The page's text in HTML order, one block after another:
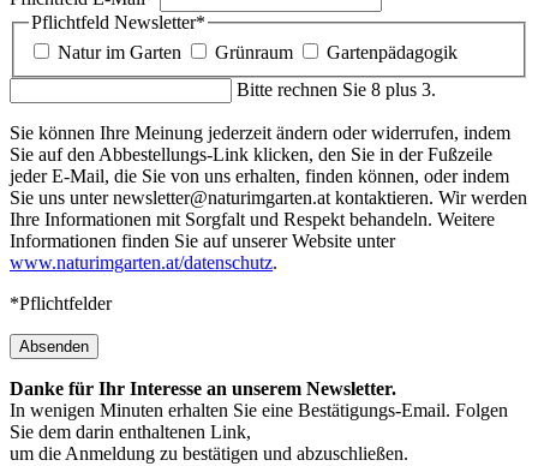
Pflichtfeld Newsletter*
Natur im Garten
Grünraum
Gartenpädagogik
Bitte rechnen Sie 8 plus 3.
Sie können Ihre Meinung jederzeit ändern oder widerrufen, indem
Sie auf den Abbestellungs-Link klicken, den Sie in der Fußzeile
jeder E-Mail, die Sie von uns erhalten, finden können, oder indem
Sie uns unter newsletter@naturimgarten.at kontaktieren. Wir werden
Ihre Informationen mit Sorgfalt und Respekt behandeln. Weitere
Informationen finden Sie auf unserer Website unter
www.naturimgarten.at/datenschutz.
*Pflichtfelder
Absenden
Danke für Ihr Interesse an unserem Newsletter.
In wenigen Minuten erhalten Sie eine Bestätigungs-Email. Folgen
Sie dem darin enthaltenen Link,
um die Anmeldung zu bestätigen und abzuschließen.